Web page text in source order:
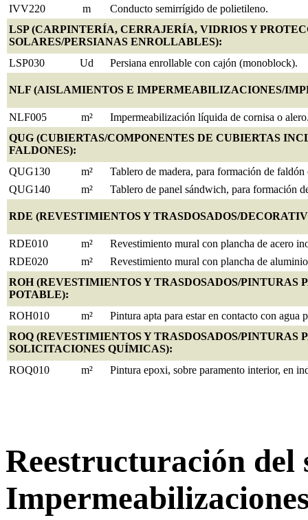
IVV220 m
Conducto semirrígido de polietileno.
LSP (CARPINTERÍA, CERRAJERÍA, VIDRIOS Y
SOLARES/PERSIANAS ENROLLABLES):
LSP030
Ud Persiana enrollable con cajón (monoblock).
NLF (AISLAMIENTOS E IMPERMEABILIZACIONES/
NLF005 m²
Impermeabilización líquida de cornisa o
QUG (CUBIERTAS/COMPONENTES DE CUBIERTAS
FALDONES):
QUG130
m²
Tablero de madera, para formación de
QUG140
m² Tablero de panel sándwich, para formación
RDE (REVESTIMIENTOS Y TRASDOSADOS/
RDE010 m²
Revestimiento mural con plancha de acero
RDE020
m²
Revestimiento mural con plancha de
ROH (REVESTIMIENTOS Y TRASDOSADOS/PINTURAS
POTABLE):
ROH010
m²
Pintura apta para estar en contacto con agua
ROQ (REVESTIMIENTOS Y TRASDOSADOS/PINTURAS
SOLICITACIONES QUÍMICAS):
ROQ010
m² Pintura epoxi, sobre paramento interior, en
Reestructuración